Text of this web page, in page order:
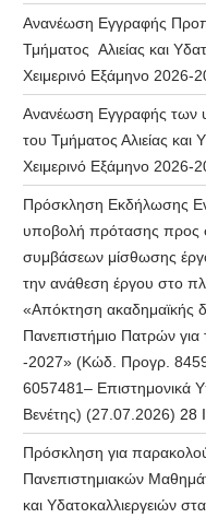
Ανανέωση Εγγραφής
Τμήματος Αλιείας και
Χειμερινό Εξάμηνο 2026-
Ανανέωση Εγγραφής των
του Τμήματος Αλιείας και
Χειμερινό Εξάμηνο 2026-
Πρόσκληση Εκδήλωσης
υποβολή πρότασης προς
συμβάσεων μίσθωσης
την ανάθεση έργου στο
«Απόκτηση ακαδημαϊκής
Πανεπιστήμιο Πατρών
-2027» (Κώδ. Προγρ.
6057481– Επιστημονικά
Βενέτης) (27.07.2026) 28
Πρόσκληση για
Πανεπιστημιακών
και Υδατοκαλλιεργειών